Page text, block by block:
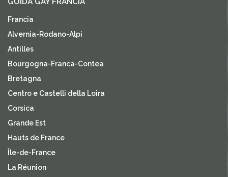
Francia
Alvernia-Rodano-Alpi
Antilles
Bourgogna-Franca-Contea
Bretagna
Centro e Castelli della Loira
Corsica
Grande Est
Hauts de France
Île-de-France
La Réunion